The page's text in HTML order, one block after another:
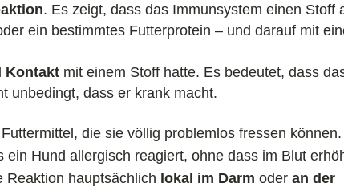
. Es zeigt, dass das Immunsystem einen Stoff
ein bestimmtes Futterprotein – und darauf mit
Kontakt mit einem Stoff hatte. Es bedeutet, dass
unbedingt, dass er krank macht.
die sie völlig problemlos fressen können.
Hund allergisch reagiert, ohne dass im Blut
Reaktion hauptsächlich lokal im Darm oderan der